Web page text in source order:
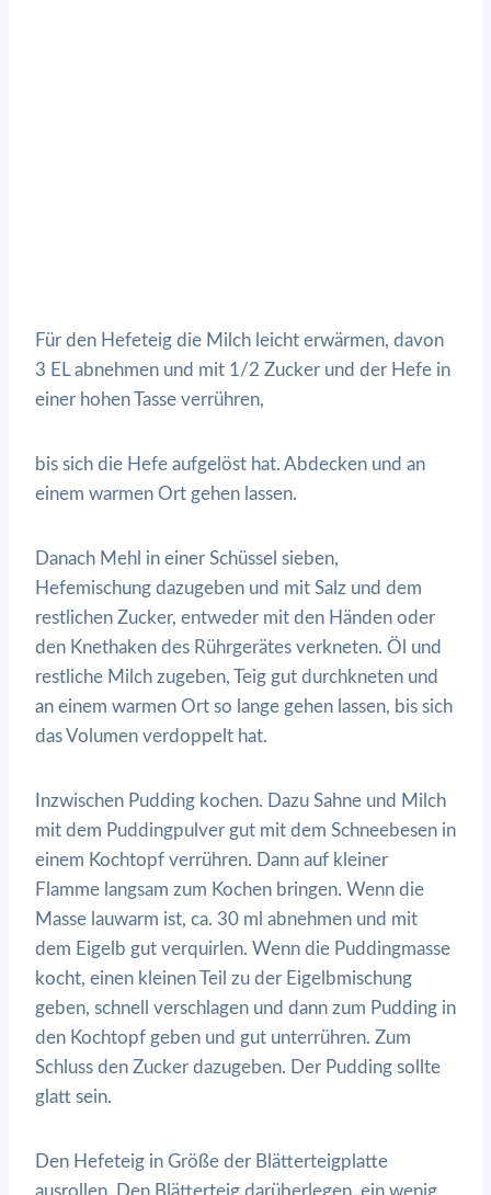
Für den Hefeteig die Milch leicht erwärmen, davon
3 EL abnehmen und mit 1/2 Zucker und der Hefe in
einer hohen Tasse verrühren,
bis sich die Hefe aufgelöst hat. Abdecken und an
einem warmen Ort gehen lassen.
Danach Mehl in einer Schüssel sieben,
Hefemischung dazugeben und mit Salz und dem
restlichen Zucker, entweder mit den Händen oder
den Knethaken des Rührgerätes verkneten. Öl und
restliche Milch zugeben, Teig gut durchkneten und
an einem warmen Ort so lange gehen lassen, bis sich
das Volumen verdoppelt hat.
Inzwischen Pudding kochen. Dazu Sahne und Milch
mit dem Puddingpulver gut mit dem Schneebesen in
einem Kochtopf verrühren. Dann auf kleiner
Flamme langsam zum Kochen bringen. Wenn die
Masse lauwarm ist, ca. 30 ml abnehmen und mit
dem Eigelb gut verquirlen. Wenn die Puddingmasse
kocht, einen kleinen Teil zu der Eigelbmischung
geben, schnell verschlagen und dann zum Pudding in
den Kochtopf geben und gut unterrühren. Zum
Schluss den Zucker dazugeben. Der Pudding sollte
glatt sein.
Den Hefeteig in Größe der Blätterteigplatte
ausrollen. Den Blätterteig darüberlegen, ein wenig